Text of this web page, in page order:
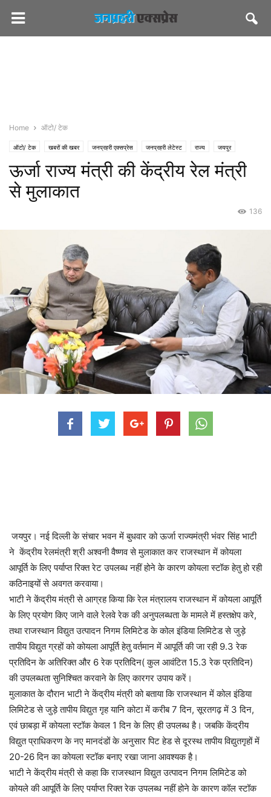
Home ऑटो/ टेक
ऑटो/ टेक खबरों की खबर जनप्रहरी एक्सप्रेस जनप्रहरी लेटेस्ट राज्य जयपुर
शासन-प्रशासन माइंस
ऊर्जा राज्य मंत्री की केंद्रीय रेल मंत्री
से मुलाकात
136
जयपुर। नई दिल्ली के संचार भवन में बुधवार को ऊर्जा राज्यमंत्री भंवर सिंह भाटी
ने केंद्रीय रेलमंत्री श्री अश्वनी वैष्णव से मुलाकात कर राजस्थान में कोयला
आपूर्ति के लिए पर्याप्त रिक्त रेट उपलब्ध नहीं होने के कारण कोयला स्टॉक हेतु हो रही
कठिनाइयों से अवगत करवाया।
भाटी ने केंद्रीय मंत्री से आग्रह किया कि रेल मंत्रालय राजस्थान में कोयला आपूर्ति
के लिए प्रयोग किए जाने वाले रेलवे रेक की अनुपलब्धता के मामले में हस्तक्षेप करे,
तथा राजस्थान विद्युत उत्पादन निगम लिमिटेड के कोल इंडिया लिमिटेड से जुड़े
तापीय विद्युत ग्रहों को कोयला आपूर्ति हेतु वर्तमान में आपूर्ति की जा रही 9.3 रेक
प्रतिदिन के अतिरिक्त और 6 रेक प्रतिदिन( कुल आवंटित 15.3 रेक प्रतिदिन)
की उपलब्धता सुनिश्चित करवाने के लिए कारगर उपाय करें।
मुलाकात के दौरान भाटी ने केंद्रीय मंत्री को बताया कि राजस्थान में कोल इंडिया
लिमिटेड से जुड़े तापीय विद्युत गृह यानि कोटा में करीब 7 दिन, सूरतगढ़ में 3 दिन,
एवं छाबड़ा में कोयला स्टॉक केवल 1 दिन के लिए ही उपलब्ध है। जबकि केंद्रीय
विद्युत प्राधिकरण के नए मानदंडों के अनुसार पिट हेड से दूरस्थ तापीय विद्युतगृहों में
20-26 दिन का कोयला स्टॉक बनाए रखा जाना आवश्यक है।
भाटी ने केंद्रीय मंत्री से कहा कि राजस्थान विद्युत उत्पादन निगम लिमिटेड को
कोयले की आपूर्ति के लिए पर्याप्त रिक्त रेक उपलब्ध नहीं होने के कारण कॉल स्टॉक